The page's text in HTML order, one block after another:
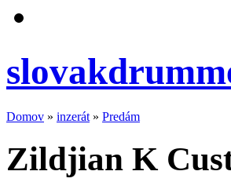
Domov » inzerát » Predám
Zildjian K